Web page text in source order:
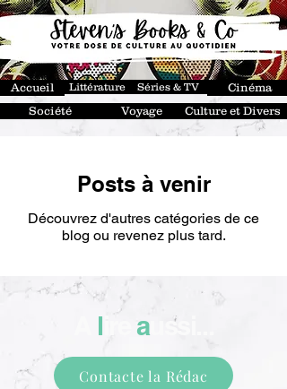
Cinéma
Culture et Divers
Séries & TV
Voyage
Société
Accueil Littérature
Posts à venir
Découvrez d'autres catégories de ce
blog ou revenez plus tard.
l aussi...
Contacte la Rédac